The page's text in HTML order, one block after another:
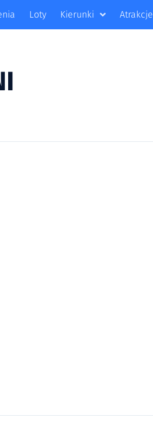
Loty Kierunki Atrakcje